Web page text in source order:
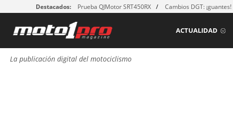
Destacados: Prueba QJMotor SRT450RX Cambios DGT: ¡guantes!
ACTUALIDAD
La publicación digital del motociclismo